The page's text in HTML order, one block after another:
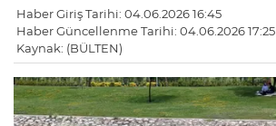
Haber Giriş Tarihi: 04.06.2026 16:45
Haber Güncellenme Tarihi: 04.06.2026 17:25
Kaynak: (BÜLTEN)